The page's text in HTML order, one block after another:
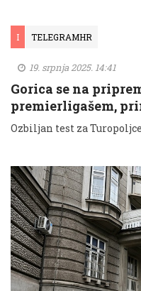
I TELEGRAMHR
19. srpnja 2025. 14:41
Gorica se na
premierligašem,
Ozbiljan test za Turopoljce